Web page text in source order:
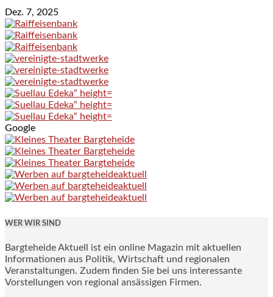
Dez. 7, 2025
Google
WER WIR SIND
Bargteheide Aktuell ist ein online Magazin mit aktuellen
Informationen aus Politik, Wirtschaft und regionalen
Veranstaltungen. Zudem finden Sie bei uns interessante
Vorstellungen von regional ansässigen Firmen.